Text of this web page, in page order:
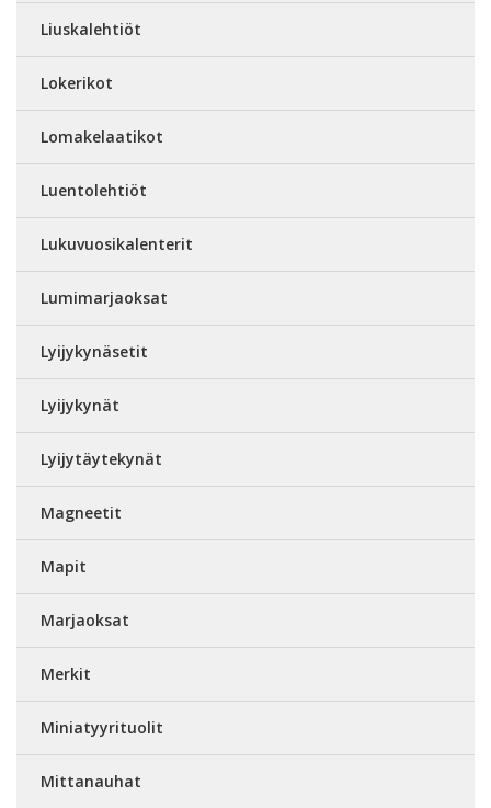
Liuskalehtiöt
Lokerikot
Lomakelaatikot
Luentolehtiöt
Lukuvuosikalenterit
Lumimarjaoksat
Lyijykynäsetit
Lyijykynät
Lyijytäytekynät
Magneetit
Mapit
Marjaoksat
Merkit
Miniatyyrituolit
Mittanauhat